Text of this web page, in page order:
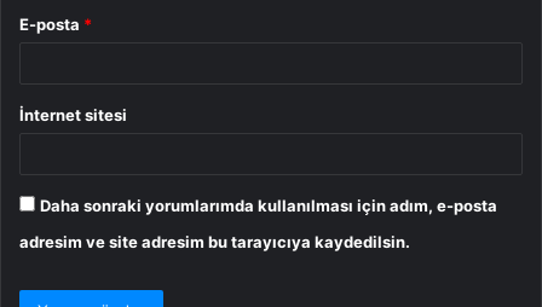
E-posta *
İnternet sitesi
Daha sonraki yorumlarımda kullanılması için adım, e-posta
adresim ve site adresim bu tarayıcıya kaydedilsin.